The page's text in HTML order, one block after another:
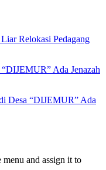
Relokasi Pedagang
Ada Jenazah
Desa “DIJEMUR” Ada
menu and assign it to